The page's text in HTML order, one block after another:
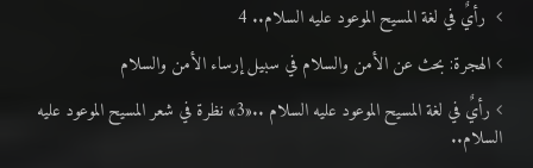
رأيٌ في لغة المسيح الموعود عليه السلام.. 4
الهجرة: بحث عن الأمن والسلام في سبيل إرساء الأمن والسلام
رأيٌ في لغة المسيح الموعود عليه السلام ..«3» نظرة في شعر المسيح الموعود عليه
السلام..